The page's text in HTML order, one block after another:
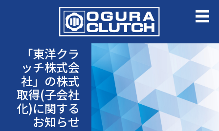
「東洋クラ
ッチ株式会
社」の株式
取得(子会社
化)に関する
お知らせ